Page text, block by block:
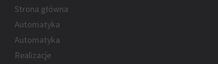
Strona główna
Automatyka
Automatyka
Realizacje